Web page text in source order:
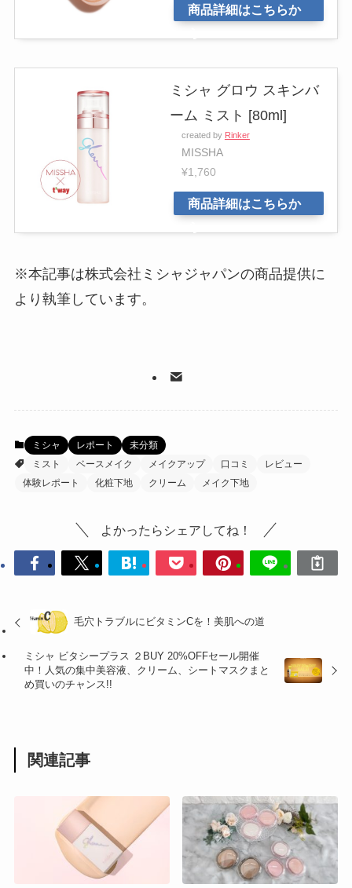
商品詳細はこちらか
ミシャ グロウ スキンバ
ーム ミスト [80ml]
created by Rinker
MISSHA
¥1,760
商品詳細はこちらか
※本記事は株式会社ミシャジャパンの商品提供に
より執筆しています。
ミシャ レポート
未分類
ミスト
ベースメイク メイクアップ 口コミ
レビュー
体験レポート
化粧下地 クリーム メイク下地
よかったらシェアしてね！
毛穴トラブルにビタミンCを！美肌への道
ミシャ ビタシープラス ２BUY 20%OFFセール開催
中！人気の集中美容液、クリーム、シートマスクまと
め買いのチャンス!!
関連記事